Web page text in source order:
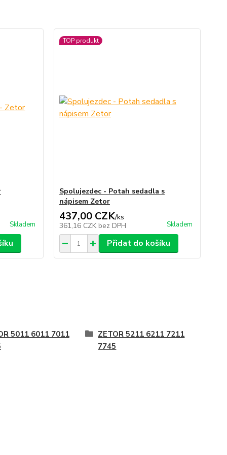
Skladem
TOP produkt
Spolujezdec - Potah sedadla s
nápisem Zetor
437,00 CZK/ks
361,16 CZK bez DPH Skladem
Přidat do košíku
5011 6011 7011
ZETOR 5211 6211 7211
7745